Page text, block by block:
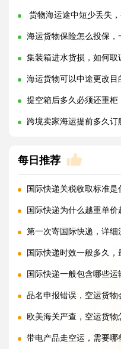
货物海运途中短少丢失，整柜和拼
海运货物保险怎么投保，一切险和平
集装箱进水货损，如何取证才能顺
海运货物可以中途更改目的港吗，
提空箱后多久必须还重柜，超时产
跨境卖家海运提前多久订舱最合适
每日推荐
国际快递关税收取标准是什么
国际快递为什么越重单
第一次寄国际快递，详细流程
国际快递时效一般多久，最
国际快递一般包含哪些运
品名申报错误，空运货物
欧美海关严查，空运货物怎样
带电产品走空运，需要哪些